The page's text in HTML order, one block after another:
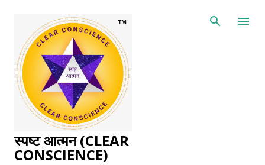
स्पष्ट आत्मन (CLEAR
CONSCIENCE)